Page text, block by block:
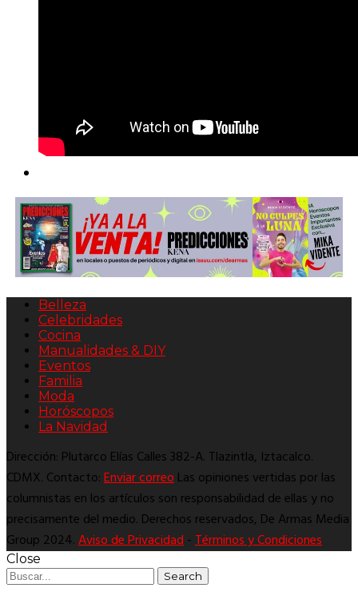
Belleza
Celebridades
Cocina
Manualidades & DIY
Eventos
Familia
Moda
Horóscopos
La Navidad
Dirección: Plutarco Elías Calles 382-A. Tlazintla, Iztacalco.
CDMX. Contacto:Enviar correoLas opiniones vertidas por las
columnistas en los artículos son responsabilidad de ellas y no
precisamente del medio. Derechos reservados, De Armas Media
Group 2024.Aviso de Privacidad-Términos y Condiciones
Close